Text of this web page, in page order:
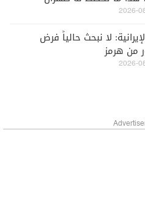
لا نبحث حالياً فرض
من هرمز